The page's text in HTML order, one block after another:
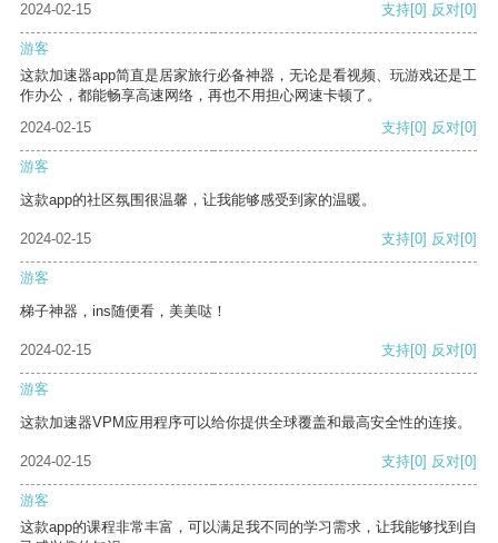
2024-02-15 支持[0] 反对[0]
游客
这款加速器app简直是居家旅行必备神器，无论是看视频、玩游戏还是工
作办公，都能畅享高速网络，再也不用担心网速卡顿了。
2024-02-15
支持[0] 反对[0]
游客
这款app的社区氛围很温馨，让我能够感受到家的温暖。
2024-02-15 支持[0] 反对[0]
游客
梯子神器，ins随便看，美美哒！
2024-02-15 支持[0] 反对[0]
游客
这款加速器VPM应用程序可以给你提供全球覆盖和最高安全性的连接。
2024-02-15 支持[0] 反对[0]
游客
这款app的课程非常丰富，可以满足我不同的学习需求，让我能够找到自